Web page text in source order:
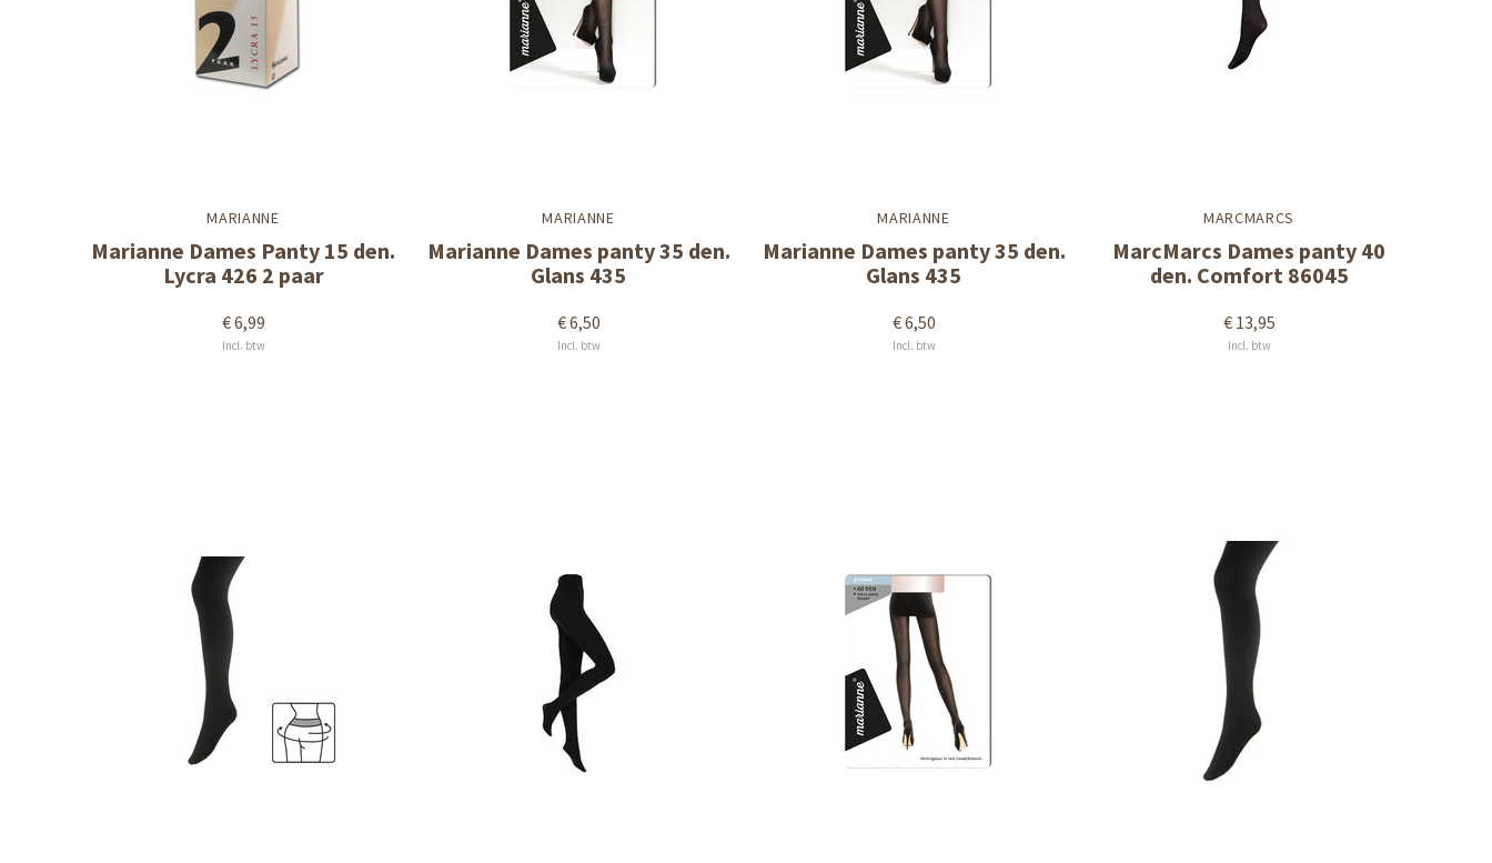
MARIANNE
Marianne Dames Panty 15 den.
Lycra 426 2 paar
€ 6,99
Incl. btw
MARIANNE
Marianne Dames panty 35 den.
Glans 435
€ 6,50
Incl. btw
MARIANNE
Marianne Dames panty 35 den.
Glans 435
€ 6,50
Incl. btw
MARCMARCS
MarcMarcs Dames panty 40
den. Comfort 86045
€ 13,95
Incl. btw